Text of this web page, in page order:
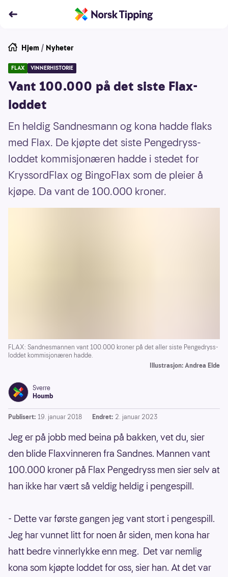
Hjem / Nyheter
FLAX VINNERHISTORIE
Vant 100.000 på det siste Flax-
loddet
En heldig Sandnesmann og kona hadde flaks
med Flax. De kjøpte det siste Pengedryss-
loddet kommisjonæren hadde i stedet for
KryssordFlax og BingoFlax som de pleier å
kjøpe. Da vant de 100.000 kroner.
FLAX: Sandnesmannen vant 100.000 kroner på det aller siste Pengedryss-
loddet kommisjonæren hadde.
Illustrasjon: Andrea Elde
Sverre
Houmb
Publisert: 19. januar 2018 Endret: 2. januar 2023
Jeg er på jobb med beina på bakken, vet du, sier
den blide Flaxvinneren fra Sandnes. Mannen vant
100.000 kroner på Flax Pengedryss men sier selv at
han ikke har vært så veldig heldig i pengespill.
- Dette var første gangen jeg vant stort i pengespill.
Jeg har vunnet litt for noen år siden, men kona har
hatt bedre vinnerlykke enn meg. Det var nemlig
kona som kjøpte loddet for oss, sier han. At det var